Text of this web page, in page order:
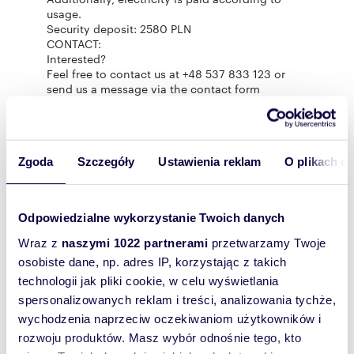
Zgoda Szczegóły Ustawienia reklam O plikach
Odpowiedzialne wykorzystanie Twoich danych
Wraz z naszymi 1022 partnerami przetwarzamy Twoje
osobiste dane, np. adres IP, korzystając z takich
technologii jak pliki cookie, w celu wyświetlania
spersonalizowanych reklam i treści, analizowania tychże,
wychodzenia naprzeciw oczekiwaniom użytkowników i
rozwoju produktów. Masz wybór odnośnie tego, kto
usage.
Security deposit: 2580 PLN
CONTACT:
Interested?
Feel free to contact us at +48 537 833 123 or
send us a message via the contact form
Mieszkanie: na wynajem
pokoi:
1
Powierzchni
a całkowita:
26,80 m
województwo:dolnośląskie
powiat:Wrocławgmina:Wrocław
miejscowość: Wrocławulica:
Icchaka Lejba Pereca